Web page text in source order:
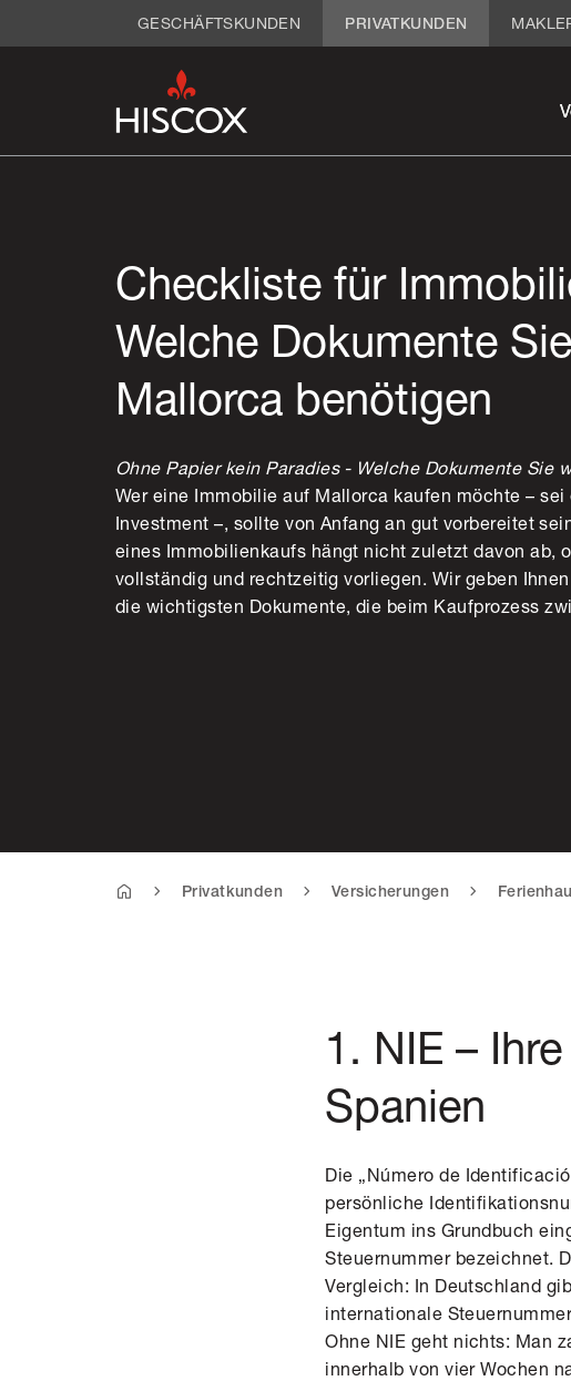
GESCHÄFTSKUNDEN PRIVATKUNDEN
Checkliste für
Welche Dokumente
Mallorca benötigen
Ohne Papier kein Paradies - Welche Dokumente Sie
Wer eine Immobilie auf Mallorca kaufen möchte –
Investment –, sollte von Anfang an gut vorbereitet
eines Immobilienkaufs hängt nicht zuletzt davon ab,
vollständig und rechtzeitig vorliegen. Wir geben
die wichtigsten Dokumente, die beim Kaufprozess
Privatkunden Versicherungen
1. NIE –
Spanien
Die „Número de
persönliche
Eigentum ins Grundbuch
Steuernummer bezeichnet.
Vergleich: In Deutschland
internationale
Ohne NIE geht nichts: Man
innerhalb von vier Wochen